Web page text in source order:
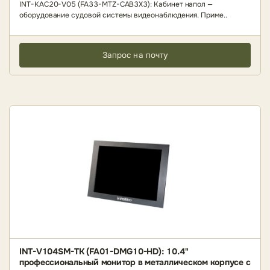
INT-KAC20-V05 (FA33-MTZ-CAB3X3): Кабинет напол —
оборудование судовой системы видеонаблюдения. Приме..
Запрос на почту
INT-V104SM-TK (FA01-DMG10-HD): 10.4"
профессиональный монитор в металлическом корпусе с